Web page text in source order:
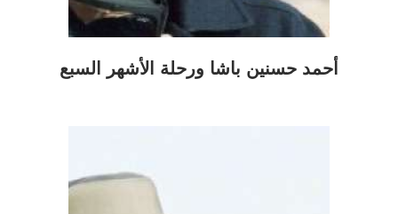
أحمد حسنين باشا ورحلة الأشهر السبع